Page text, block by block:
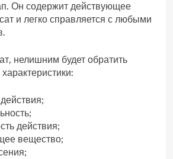
Он содержит действующее
и легко справляется с любыми
нелишним будет обратить
действия;
вещество;